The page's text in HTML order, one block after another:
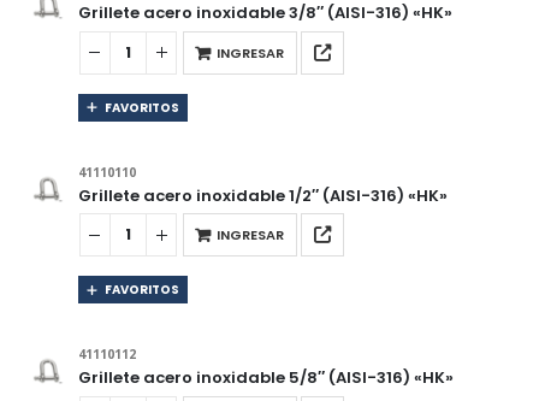
Grillete acero inoxidable 3/8″ (AISI-316) «HK»
INGRESAR
FAVORITOS
41110110
Grillete acero inoxidable 1/2″ (AISI-316) «HK»
INGRESAR
FAVORITOS
41110112
Grillete acero inoxidable 5/8″ (AISI-316) «HK»